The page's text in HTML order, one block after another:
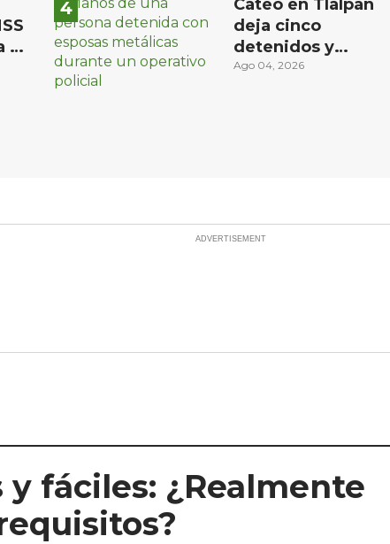
la
Cateo en Tlalpan
deja cinco
detenidos y
decomiso de droga
Ago 04, 2026
fáciles: ¿Realmente